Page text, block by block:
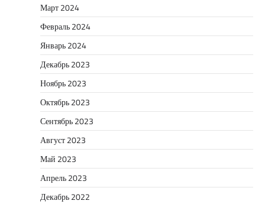
Март 2024
Февраль 2024
Январь 2024
Декабрь 2023
Ноябрь 2023
Октябрь 2023
Сентябрь 2023
Август 2023
Май 2023
Апрель 2023
Декабрь 2022